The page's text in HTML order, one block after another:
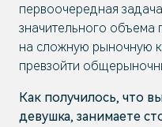
первоочередная
значительного объема
на сложную рыночную
превзойти
Как получилось, что
девушка, занимаете